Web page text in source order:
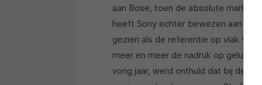
aan Bose, toen de absolute
heeft Sony echter bewezen aan de
gezien als de referentie op vlak
meer en meer de nadruk op
vorig jaar, werd onthuld dat bij de